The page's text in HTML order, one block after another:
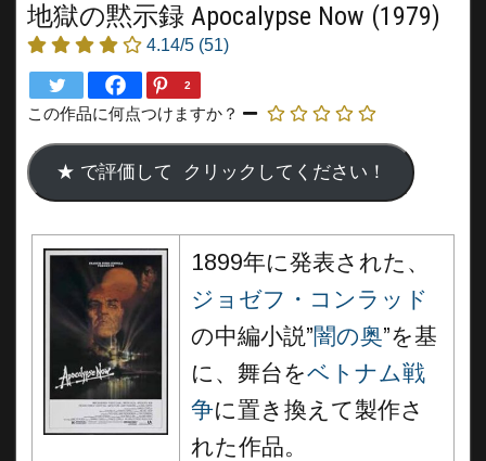
地獄の黙示録 Apocalypse Now (1979)
4.14/5 (51)
2
この作品に何点つけますか？
1899年に発表された、
ジョゼフ・コンラッド
の中編小説”闇の奥”を基
に、舞台をベトナム戦
争に置き換えて製作さ
れた作品。